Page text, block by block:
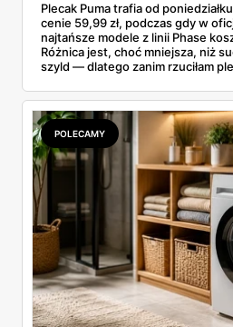
Plecak Puma trafia od
cenie 59,99 zł, podczas gdy w
najtańsze modele z linii Phase
Różnica jest, choć mniejsza, niż
szyld — dlatego zanim rzuciłam
rozpiska: co dokładnie sprzedaje
odpowiedniki u producenta i
się opłaci.
POLECAMY